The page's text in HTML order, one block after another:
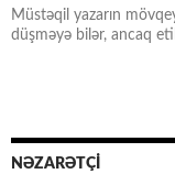
Müstəqil yazarın
düşməyə bilər, ancaq
NƏZARƏTÇİ